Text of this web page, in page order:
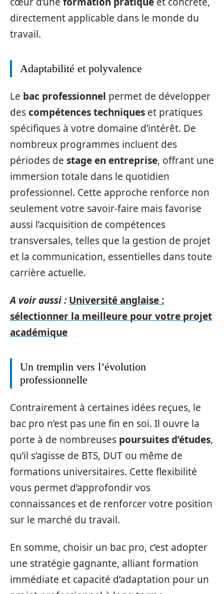
directement applicable dans le monde du
travail.
Adaptabilité et polyvalence
Le bac professionnel permet de développer
descompétences techniques et pratiques
spécifiques à votre domaine d’intérêt. De
nombreux programmes incluent des
périodes de stage en entreprise, offrant une
immersion totale dans le quotidien
professionnel. Cette approche renforce non
seulement votre savoir-faire mais favorise
aussi l’acquisition de compétences
transversales, telles que la gestion de projet
et la communication, essentielles dans toute
carrière actuelle.
A voir aussi : Université anglaise :
sélectionner la meilleure pour votre projet
académique
Un tremplin vers l’évolution
professionnelle
Contrairement à certaines idées reçues, le
bac pro n’est pas une fin en soi. Il ouvre la
porte à de nombreuses poursuites d’études,
qu’il s’agisse de BTS, DUT ou même de
formations universitaires. Cette flexibilité
vous permet d’approfondir vos
connaissances et de renforcer votre position
sur le marché du travail.
En somme, choisir un bac pro, c’est adopter
une stratégie gagnante, alliant formation
immédiate et capacité d’adaptation pour un